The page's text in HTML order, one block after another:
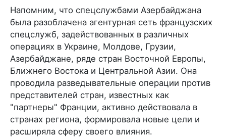
Напомним, что спецслужбами Азербайджана
была разоблачена агентурная сеть французских
спецслужб, задействованных в различных
операциях в Украине, Молдове, Грузии,
Азербайджане, ряде стран Восточной Европы,
Ближнего Востока и Центральной Азии. Она
проводила разведывательные операции против
представителей стран, известных как
"партнеры" Франции, активно действовала в
странах региона, формировала новые цели и
расширяла сферу своего влияния.